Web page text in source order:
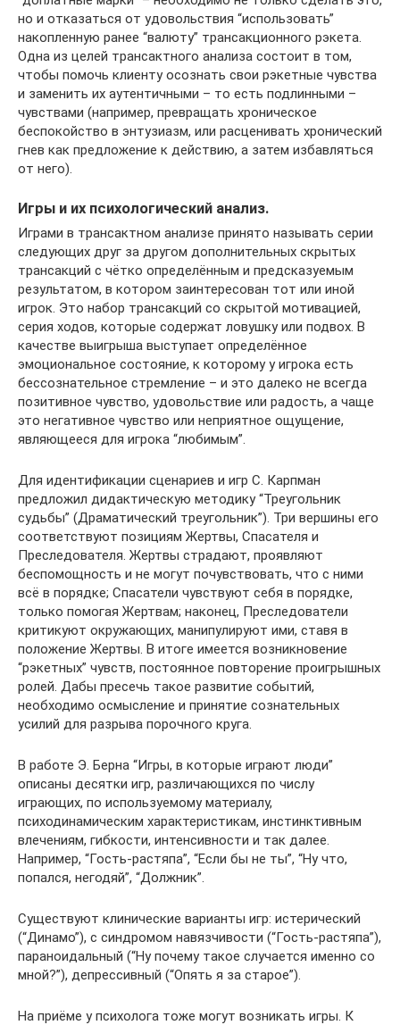
но и отказаться от удовольствия “использовать”
накопленную ранее “валюту” трансакционного рэкета.
Одна из целей трансактного анализа состоит в том,
чтобы помочь клиенту осознать свои рэкетные чувства
и заменить их аутентичными – то есть подлинными –
чувствами (например, превращать хроническое
беспокойство в энтузиазм, или расценивать хронический
гнев как предложение к действию, а затем избавляться
от него).
Игры и их психологический анализ.
Играми в трансактном анализе принято называть серии
следующих друг за другом дополнительных скрытых
трансакций с чётко определённым и предсказуемым
результатом, в котором заинтересован тот или иной
игрок. Это набор трансакций со скрытой мотивацией,
серия ходов, которые содержат ловушку или подвох. В
качестве выигрыша выступает определённое
эмоциональное состояние, к которому у игрока есть
бессознательное стремление – и это далеко не всегда
позитивное чувство, удовольствие или радость, а чаще
это негативное чувство или неприятное ощущение,
являющееся для игрока “любимым”.
Для идентификации сценариев и игр С. Карпман
предложил дидактическую методику “Треугольник
судьбы” (Драматический треугольник”). Три вершины его
соответствуют позициям Жертвы, Спасателя и
Преследователя. Жертвы страдают, проявляют
беспомощность и не могут почувствовать, что с ними
всё в порядке; Спасатели чувствуют себя в порядке,
только помогая Жертвам; наконец, Преследователи
критикуют окружающих, манипулируют ими, ставя в
положение Жертвы. В итоге имеется возникновение
“рэкетных” чувств, постоянное повторение проигрышных
ролей. Дабы пресечь такое развитие событий,
необходимо осмысление и принятие сознательных
усилий для разрыва порочного круга.
В работе Э. Берна “Игры, в которые играют люди”
описаны десятки игр, различающихся по числу
играющих, по используемому материалу,
психодинамическим характеристикам, инстинктивным
влечениям, гибкости, интенсивности и так далее.
Например, “Гость-растяпа”, “Если бы не ты”, “Ну что,
попался, негодяй”, “Должник”.
Существуют клинические варианты игр: истерический
(“Динамо”), с синдромом навязчивости (“Гость-растяпа”),
параноидальный (“Ну почему такое случается именно со
мной?”), депрессивный (“Опять я за старое”).
На приёме у психолога тоже могут возникать игры. К